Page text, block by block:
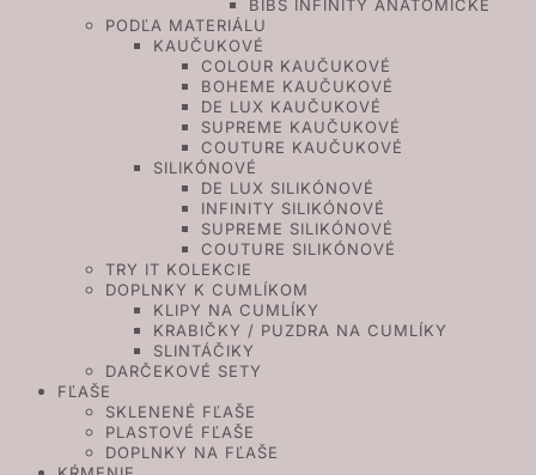
BIBS INFINITY ANATOMICKÉ
PODĽA MATERIÁLU
KAUČUKOVÉ
COLOUR KAUČUKOVÉ
BOHEME KAUČUKOVÉ
DE LUX KAUČUKOVÉ
SUPREME KAUČUKOVÉ
COUTURE KAUČUKOVÉ
SILIKÓNOVÉ
DE LUX SILIKÓNOVÉ
INFINITY SILIKÓNOVÉ
SUPREME SILIKÓNOVÉ
COUTURE SILIKÓNOVÉ
TRY IT KOLEKCIE
DOPLNKY K CUMLÍKOM
KLIPY NA CUMLÍKY
KRABIČKY / PUZDRA NA CUMLÍKY
SLINTÁČIKY
DARČEKOVÉ SETY
FĽAŠE
SKLENENÉ FĽAŠE
PLASTOVÉ FĽAŠE
DOPLNKY NA FĽAŠE